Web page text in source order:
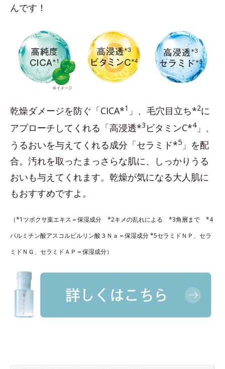
んです！
乾燥ダメージを防ぐ「CICA*1 」、毛穴目立ち*2に
アプローチしてくれる「高浸透*3 ビタミンC*4」、
うるおいを与えてくれる成分「セラミド*5 」を配
合。汚れを取ったまっさらな肌に、しっかりうる
おいも与えてくれます。乾燥が気になる大人肌に
もおすすめですよ。
（*1ツボクサ葉エキス＝保湿成分 *2キメの乱れによる *3角層まで *4
パルミチン酸アスコルビルリン酸３Ｎａ＝保湿成分 *5セラミドＮＰ、セラ
ミドＮＧ、セラミドＡＰ＝保湿成分）